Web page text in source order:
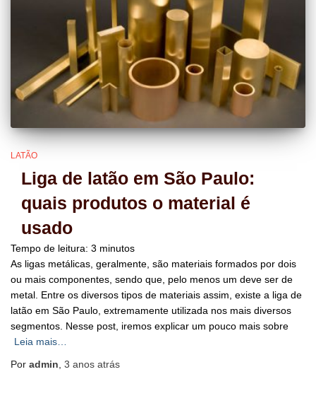
LATÃO
Liga de latão em São Paulo:
quais produtos o material é
usado
Tempo de leitura: 3 minutos
As ligas metálicas, geralmente, são materiais formados por dois
ou mais componentes, sendo que, pelo menos um deve ser de
metal. Entre os diversos tipos de materiais assim, existe a liga de
latão em São Paulo, extremamente utilizada nos mais diversos
segmentos. Nesse post, iremos explicar um pouco mais sobre
Leia mais…
Por admin 3 anos atrás